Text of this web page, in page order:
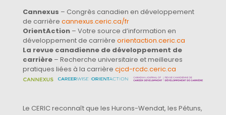
Cannexus – Congrès canadien en développement
de carrière cannexus.ceric.ca/fr
OrientAction – Votre source d’information en
développement de carrière orientaction.ceric.ca
La revue canadienne de développement de
carrière – Recherche universitaire et meilleures
pratiques liées à la carrière cjcd-rcdc.ceric.ca
Le CERIC reconnaît que les Hurons-Wendat, les Pétuns,